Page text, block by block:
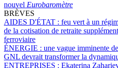
nouvel Eurobaromètre
BRÈVES
AIDES D'ÉTAT : feu vert à un
de la cotisation de retraite
ferroviaire
ÉNERGIE : une vague imminente
GNL devrait transformer la
ENTREPRISES : Ekaterina